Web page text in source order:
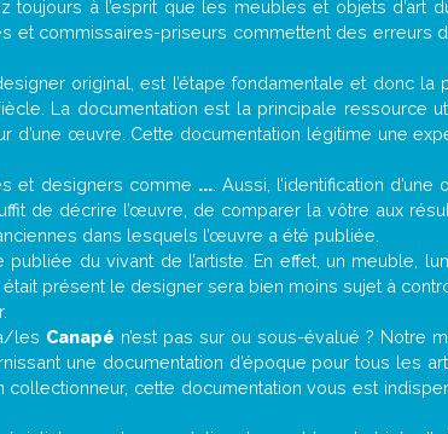
toujours à l’esprit que les meubles et objets d’art
commissaires-priseurs commettent des erreurs
original, est l’étape fondamentale et donc
La documentation est la principale ressource
d’une œuvre. Cette documentation légitime une
et designers comme .... Aussi, l’identification
de décrire l’œuvre, de comparer la vôtre aux
dans lesquels l’œuvre a été publiée.
du vivant de l’artiste. En effet, un meuble,
présent le designer sera bien moins sujet à
les Canapé n’est pas sur ou sous-évalué ? Notre
une documentation d’époque pour tous les
cette documentation vous est